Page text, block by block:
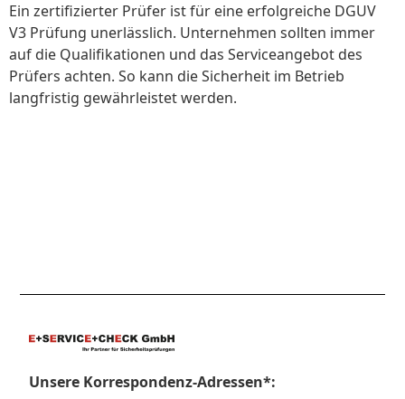
Ein zertifizierter Prüfer ist für eine erfolgreiche DGUV
V3 Prüfung unerlässlich. Unternehmen sollten immer
auf die Qualifikationen und das Serviceangebot des
Prüfers achten. So kann die Sicherheit im Betrieb
langfristig gewährleistet werden.
Unsere Korrespondenz-Adressen*: